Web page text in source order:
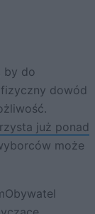
by do
dowód
już ponad
może